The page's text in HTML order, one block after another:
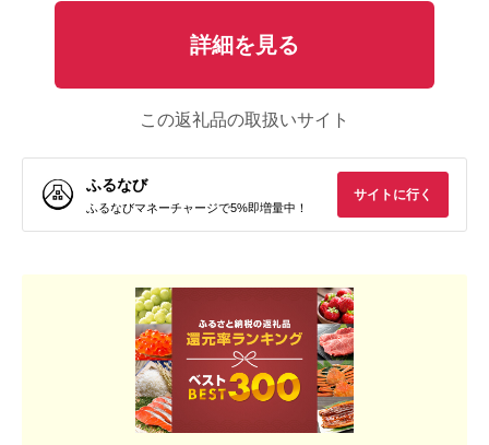
詳細を見る
この返礼品の取扱いサイト
ふるなび
ふるなびマネーチャージで5%即増量中！
サイトに行く